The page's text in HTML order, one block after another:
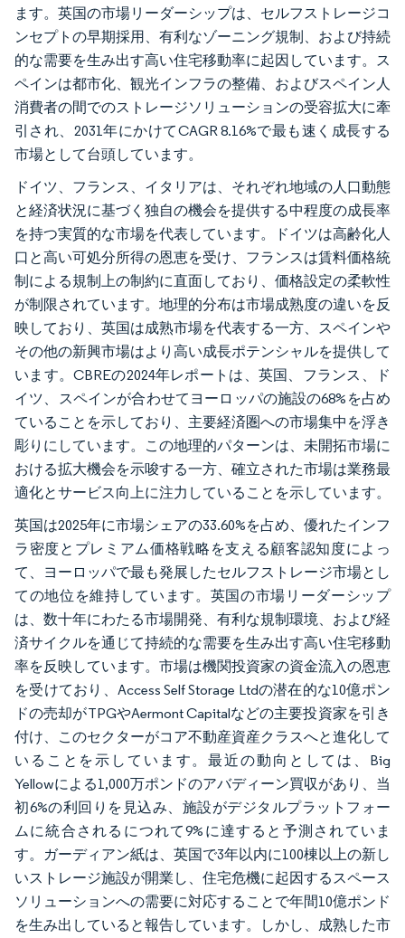
ます。英国の市場リーダーシップは、セルフストレージコ
ンセプトの早期採用、有利なゾーニング規制、および持続
的な需要を生み出す高い住宅移動率に起因しています。ス
ペインは都市化、観光インフラの整備、およびスペイン人
消費者の間でのストレージソリューションの受容拡大に牽
引され、2031年にかけてCAGR 8.16%で最も速く成長する
市場として台頭しています。
ドイツ、フランス、イタリアは、それぞれ地域の人口動態
と経済状況に基づく独自の機会を提供する中程度の成長率
を持つ実質的な市場を代表しています。ドイツは高齢化人
口と高い可処分所得の恩恵を受け、フランスは賃料価格統
制による規制上の制約に直面しており、価格設定の柔軟性
が制限されています。地理的分布は市場成熟度の違いを反
映しており、英国は成熟市場を代表する一方、スペインや
その他の新興市場はより高い成長ポテンシャルを提供して
います。CBREの2024年レポートは、英国、フランス、ド
イツ、スペインが合わせてヨーロッパの施設の68%を占め
ていることを示しており、主要経済圏への市場集中を浮き
彫りにしています。この地理的パターンは、未開拓市場に
おける拡大機会を示唆する一方、確立された市場は業務最
適化とサービス向上に注力していることを示しています。
英国は2025年に市場シェアの33.60%を占め、優れたインフ
ラ密度とプレミアム価格戦略を支える顧客認知度によっ
て、ヨーロッパで最も発展したセルフストレージ市場とし
ての地位を維持しています。英国の市場リーダーシップ
は、数十年にわたる市場開発、有利な規制環境、および経
済サイクルを通じて持続的な需要を生み出す高い住宅移動
率を反映しています。市場は機関投資家の資金流入の恩恵
を受けており、Access Self Storage Ltdの潜在的な10億ポン
ドの売却がTPGやAermont Capitalなどの主要投資家を引き
付け、このセクターがコア不動産資産クラスへと進化して
いることを示しています。最近の動向としては、Big
Yellowによる1,000万ポンドのアバディーン買収があり、当
初6%の利回りを見込み、施設がデジタルプラットフォー
ムに統合されるにつれて9%に達すると予測されていま
す。ガーディアン紙は、英国で3年以内に100棟以上の新し
いストレージ施設が開業し、住宅危機に起因するスペース
ソリューションへの需要に対応することで年間10億ポンド
を生み出していると報告しています。しかし、成熟した市